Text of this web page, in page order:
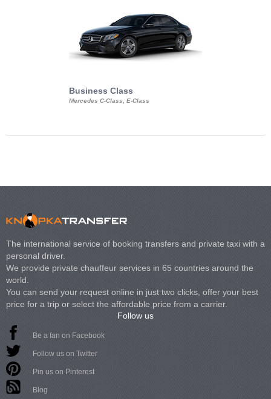
Business Class
Mercedes C-Class, E-Class
The international service of booking transfers and private taxi with a
personal driver.
We provide private chauffeur services in 65 countries around the
world.
You can send your request online in just two clicks, offer your best
price for a trip or select the affordable price from a carrier.
Follow us
Be a fan on Facebook
Follow us on Twitter
Pin us on Pinterest
Blog